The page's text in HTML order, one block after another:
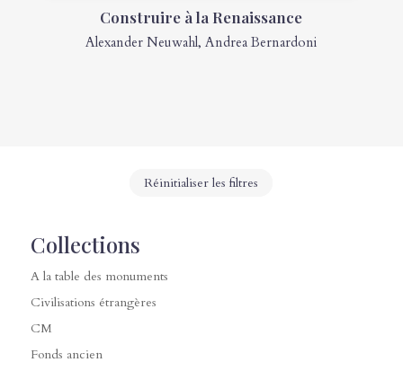
Construire à la Renaissance
Alexander Neuwahl, Andrea Bernardoni
Réinitialiser les filtres
Collections
A la table des monuments
Civilisations étrangères
CM
Fonds ancien